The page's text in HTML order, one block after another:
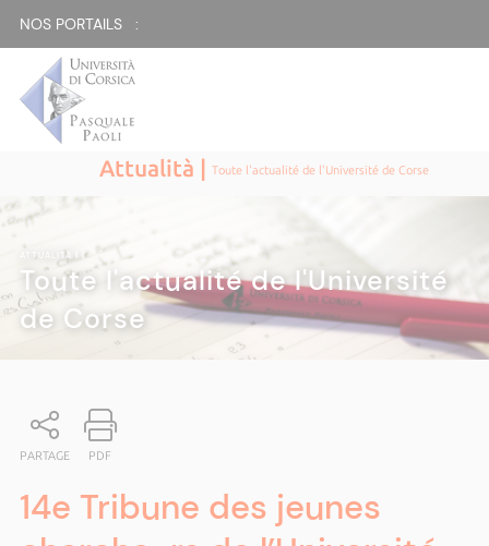
NOS PORTAILS :
Attualità |Toute l'actualité de l'Université de Corse
ATTUALITÀ|
Toute l'actualité de l'Université
de Corse
PARTAGE PDF
14e Tribune des jeunes